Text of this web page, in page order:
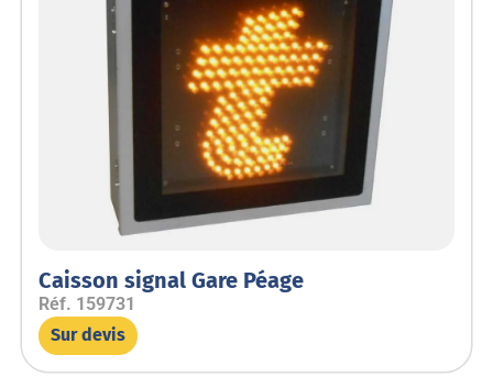
Caisson signal Gare Péage
Réf. 159731
Sur devis